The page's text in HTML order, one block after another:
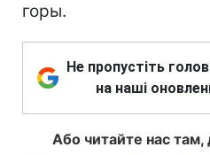
горы.
Не пропустіть
на наші
Або читайте нас там,